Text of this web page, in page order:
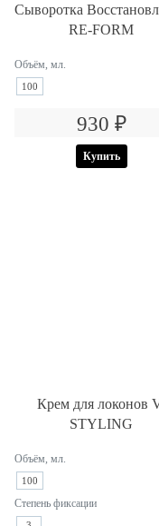
Сыворотка
RE-FORM
Объём, мл.
100
930 ₽
Купить
Крем для локонов
STYLING
Объём, мл.
100
Степень фиксации